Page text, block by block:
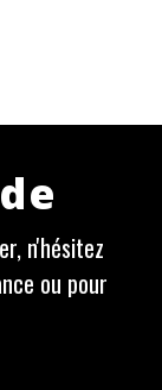
n'hésitez
ou pour